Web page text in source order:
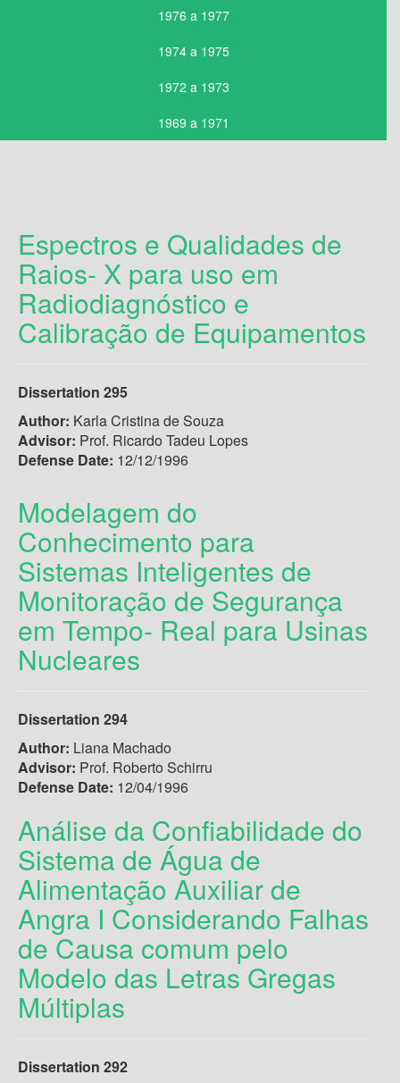
1976 a 1977
1974 a 1975
1972 a 1973
1969 a 1971
Espectros e Qualidades de
Raios- X para uso em
Radiodiagnóstico e
Calibração de Equipamentos
Dissertation 295
Author: Karla Cristina de Souza
Advisor: Prof. Ricardo Tadeu Lopes
Defense Date: 12/12/1996
Modelagem do
Conhecimento para
Sistemas Inteligentes de
Monitoração de Segurança
em Tempo- Real para Usinas
Nucleares
Dissertation 294
Author: Liana Machado
Advisor: Prof. Roberto Schirru
Defense Date: 12/04/1996
Análise da Confiabilidade do
Sistema de Água de
Alimentação Auxiliar de
Angra I Considerando Falhas
de Causa comum pelo
Modelo das Letras Gregas
Múltiplas
Dissertation 292